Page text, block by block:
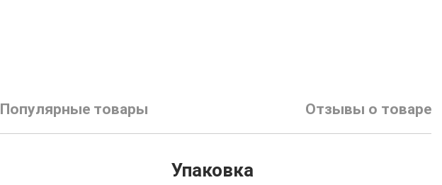
Популярные товары Отзывы о товаре
Упаковка